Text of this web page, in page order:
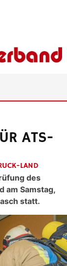
ATS-
LAND
des
am Samstag,
statt.